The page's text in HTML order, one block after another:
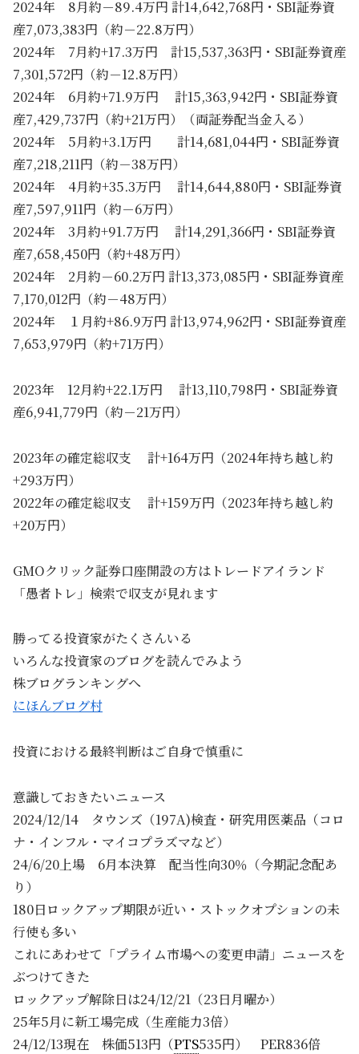
2024年 8月約－89.4万円 計14,642,768円・SBI証券資
産7,073,383円（約－22.8万円）
2024年 7月約+17.3万円 計15,537,363円・SBI証券資産
7,301,572円（約－12.8万円）
2024年 6月約+71.9万円 計15,363,942円・SBI証券資
産7,429,737円（約+21万円）（両証券配当金入る）
2024年 5月約+3.1万円 計14,681,044円・SBI証券資
産7,218,211円（約－38万円）
2024年 4月約+35.3万円 計14,644,880円・SBI証券資
産7,597,911円（約－6万円）
2024年 3月約+91.7万円 計14,291,366円・SBI証券資
産7,658,450円（約+48万円）
2024年 2月約－60.2万円 計13,373,085円・SBI証券資産
7,170,012円（約－48万円）
2024年 １月約+86.9万円 計13,974,962円・SBI証券資産
7,653,979円（約+71万円）
2023年 12月約+22.1万円 計13,110,798円・SBI証券資
産6,941,779円（約－21万円）
2023年の確定総収支 計+164万円（2024年持ち越し約
+293万円）
2022年の確定総収支 計+159万円（2023年持ち越し約
+20万円）
GMOクリック証券口座開設の方はトレードアイランド
「愚者トレ」検索で収支が見れます
勝ってる投資家がたくさんいる
いろんな投資家のブログを読んでみよう
株ブログランキングへ
にほんブログ村
投資における最終判断はご自身で慎重に
意識しておきたいニュース
2024/12/14 タウンズ（197A)検査・研究用医薬品（コロ
ナ・インフル・マイコプラズマなど）
24/6/20上場 6月本決算 配当性向30％（今期記念配あ
り）
180日ロックアップ期限が近い・ストックオプションの未
行使も多い
これにあわせて「プライム市場への変更申請」ニュースを
ぶつけてきた
ロックアップ解除日は24/12/21（23日月曜か）
25年5月に新工場完成（生産能力3倍）
24/12/13現在 株価513円（PTS535円） PER836倍